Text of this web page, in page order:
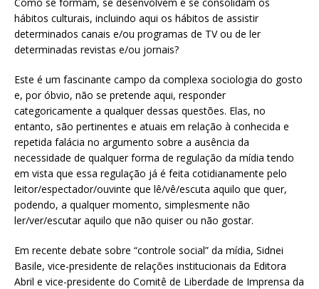
hábitos culturais, incluindo aqui os hábitos de assistir
determinados canais e/ou programas de TV ou de ler
determinadas revistas e/ou jornais?
Este é um fascinante campo da complexa sociologia do gosto
e, por óbvio, não se pretende aqui, responder
categoricamente a qualquer dessas questões. Elas, no
entanto, são pertinentes e atuais em relação à conhecida e
repetida falácia no argumento sobre a ausência da
necessidade de qualquer forma de regulação da mídia tendo
em vista que essa regulação já é feita cotidianamente pelo
leitor/espectador/ouvinte que lê/vê/escuta aquilo que quer,
podendo, a qualquer momento, simplesmente não
ler/ver/escutar aquilo que não quiser ou não gostar.
Em recente debate sobre “controle social” da mídia, Sidnei
Basile, vice-presidente de relações institucionais da Editora
Abril e vice-presidente do Comitê de Liberdade de Imprensa da